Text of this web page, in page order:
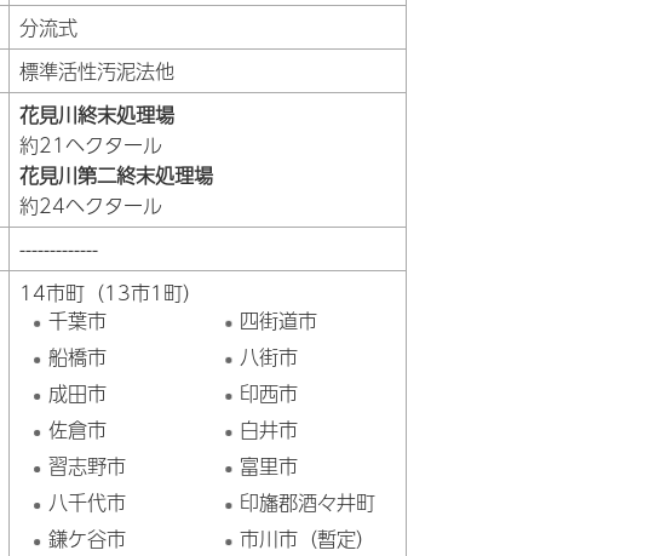
分流式
標準活性汚泥法他
花見川終末処理場
約21ヘクタール
花見川第二終末処理場
約24ヘクタール
-------------
14市町（13市1町）
千葉市
船橋市
成田市
佐倉市
習志野市
八千代市
鎌ケ谷市
四街道市
八街市
印西市
白井市
富里市
印旛郡酒々井町
市川市（暫定）